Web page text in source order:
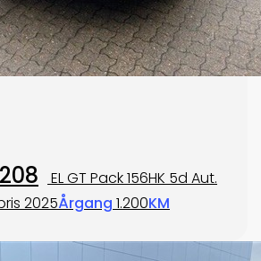
EL GT Pack 156HK 5d Aut.
2025Årgang 1.200KM